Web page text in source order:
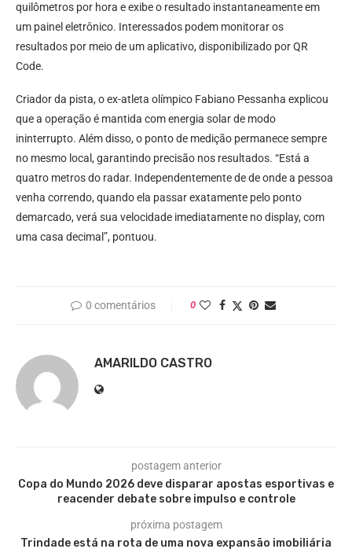
quilômetros por hora e exibe o resultado instantaneamente em
um painel eletrônico. Interessados podem monitorar os
resultados por meio de um aplicativo, disponibilizado por QR
Code.
Criador da pista, o ex-atleta olímpico Fabiano Pessanha explicou
que a operação é mantida com energia solar de modo
ininterrupto. Além disso, o ponto de medição permanece sempre
no mesmo local, garantindo precisão nos resultados. “Está a
quatro metros do radar. Independentemente de de onde a pessoa
venha correndo, quando ela passar exatamente pelo ponto
demarcado, verá sua velocidade imediatamente no display, com
uma casa decimal”, pontuou.
0 comentários 0
AMARILDO CASTRO
postagem anterior
Copa do Mundo 2026 deve disparar apostas esportivas e
reacender debate sobre impulso e controle
próxima postagem
Trindade está na rota de uma nova expansão imobiliária